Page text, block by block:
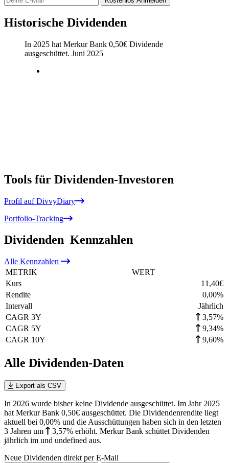
Historische Dividenden
In 2025 hat Merkur Bank 0,50€ Dividende
ausgeschüttet. Juni 2025
Tools für Dividenden-Investoren
Profil auf DivvyDiary
Portfolio-Tracking
Dividenden Kennzahlen
Alle Kennzahlen
METRIK
WERT
Kurs
11,40€
Rendite
0,00%
Intervall
Jährlich
CAGR 3Y
3,57%
CAGR 5Y
9,34%
CAGR 10Y
9,60%
Alle Dividenden-Daten
Export als CSV
In 2026 wurde bisher keine Dividende ausgeschüttet. Im Jahr 2025
hat Merkur Bank 0,50€ ausgeschüttet. Die Dividendenrendite liegt
aktuell bei 0,00% und die Ausschüttungen haben sich in den letzten
3 Jahren um 3,57% erhöht. Merkur Bank schüttet Dividenden
jährlich im und undefined aus.
Neue Dividenden direkt per E-Mail